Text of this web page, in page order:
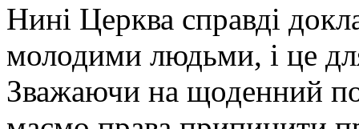
Нині Церква справді
молодими людьми, і це
Зважаючи на щоденний